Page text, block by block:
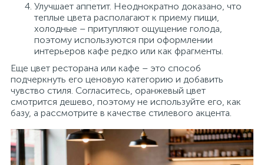
Улучшает аппетит. Неоднократно доказано, что
теплые цвета располагают к приему пищи,
холодные – притупляют ощущение голода,
поэтому используются при оформлении
интерьеров кафе редко или как фрагменты.
Еще цвет ресторана или кафе – это способ
подчеркнуть его ценовую категорию и добавить
чувство стиля. Согласитесь, оранжевый цвет
смотрится дешево, поэтому не используйте его, как
базу, а рассмотрите в качестве стилевого акцента.